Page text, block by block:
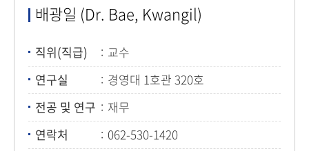
배광일 (Dr. Bae, Kwangil)
직위(직급)
교수
연구실
경영대 1호관 320호
전공 및 연구
재무
연락처
062-530-1420